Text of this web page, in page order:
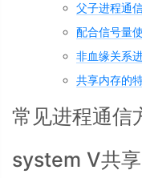
父子进程通
配合信号量
非血缘关系
共享内存的
常见进程通信
system V共